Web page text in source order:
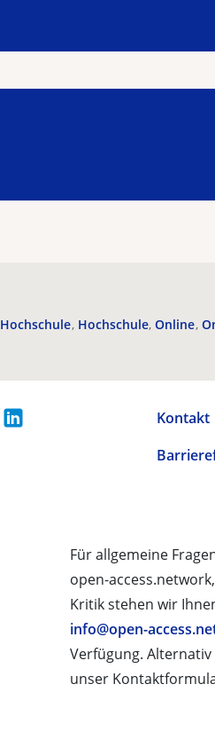
Hochschule Hochschule Online
Kontakt
Für allgemeine
open-
Kritik stehen wir
info@open-
Verfügung. Alternativ
unser